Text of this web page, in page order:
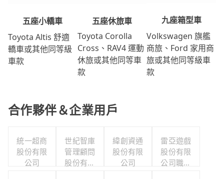
五座小轎車
Toyota Altis 舒適
轎車或其他同等級
車款
五座休旅車
Toyota Corolla
Cross、RAV4 運動
休旅或其他同等車
款
九座箱型車
Volkswagen 旗艦
商旅、Ford 家用商
旅或其他同等級車
款
合作夥伴＆企業用戶
統一超商
股份有限
公司
世紀智庫
管理顧問
股份有限
緯創資通
股份有限
公司
雷亞遊戲
股份有限
公司職工